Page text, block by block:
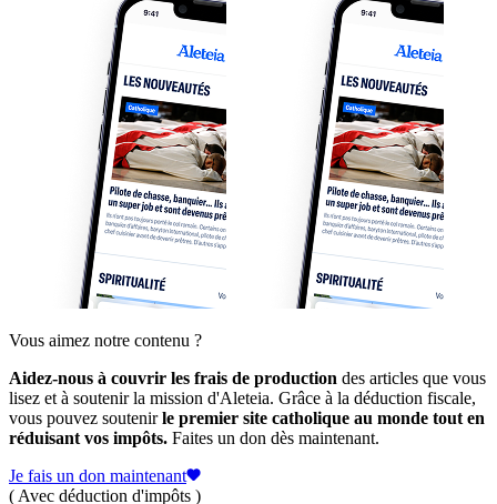
Vous aimez notre contenu ?
Aidez-nous à couvrir les frais de production des articles que vous
lisez et à soutenir la mission d'Aleteia. Grâce à la déduction fiscale,
vous pouvez soutenirle premier site catholique au monde tout en
réduisant vos impôts. Faites un don dès maintenant.
Je fais un don maintenant
( Avec déduction d'impôts )